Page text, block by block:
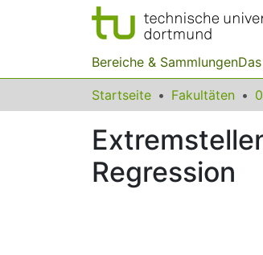
Bereiche & Sammlungen
Startseite Fakultäten
Regression